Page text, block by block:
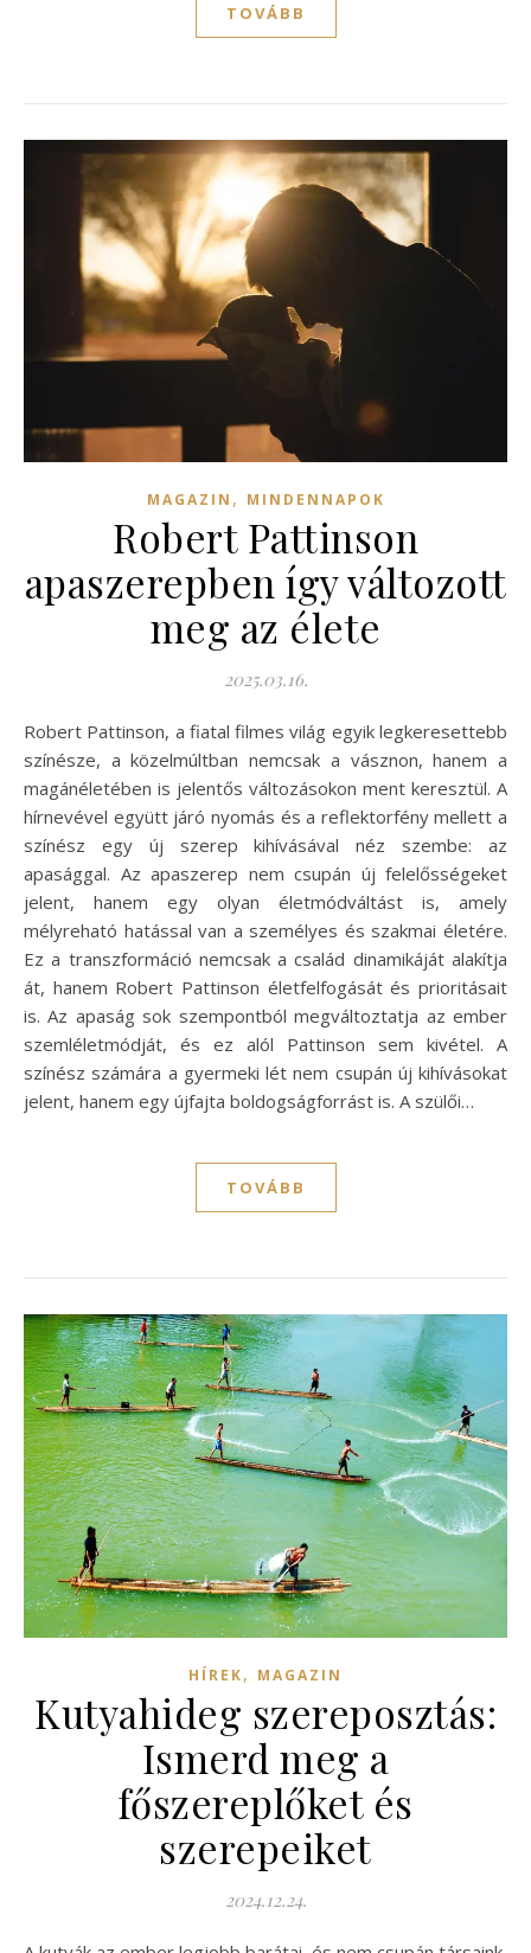
TOVÁBB
MAGAZIN , MINDENNAPOK
Robert Pattinson
apaszerepben így változott
meg az élete
2025.03.16.
Robert Pattinson, a fiatal filmes világ egyik legkeresettebb
színésze, a közelmúltban nemcsak a vásznon, hanem a
magánéletében is jelentős változásokon ment keresztül. A
hírnevével együtt járó nyomás és a reflektorfény mellett a
színész egy új szerep kihívásával néz szembe: az
apasággal. Az apaszerep nem csupán új felelősségeket
jelent, hanem egy olyan életmódváltást is, amely
mélyreható hatással van a személyes és szakmai életére.
Ez a transzformáció nemcsak a család dinamikáját alakítja
át, hanem Robert Pattinson életfelfogását és prioritásait
is. Az apaság sok szempontból megváltoztatja az ember
szemléletmódját, és ez alól Pattinson sem kivétel. A
színész számára a gyermeki lét nem csupán új kihívásokat
jelent, hanem egy újfajta boldogságforrást is. A szülői…
TOVÁBB
HÍREK, MAGAZIN
Kutyahideg szereposztás:
Ismerd meg a
főszereplőket és
szerepeiket
2024.12.24.